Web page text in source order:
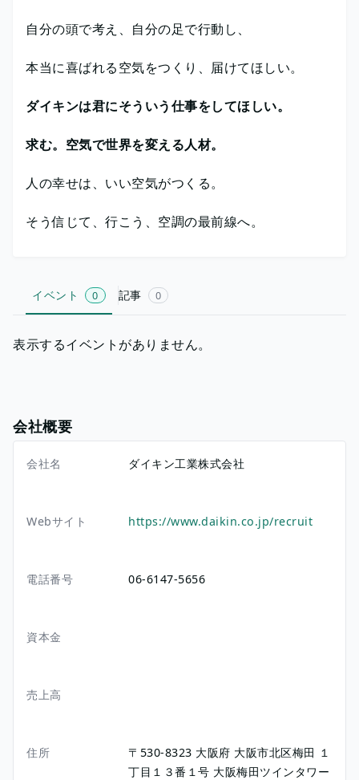
自分の頭で考え、自分の足で行動し、
本当に喜ばれる空気をつくり、届けてほしい。
ダイキンは君にそういう仕事をしてほしい。
求む。空気で世界を変える人材。
人の幸せは、いい空気がつくる。
そう信じて、行こう、空調の最前線へ。
イベント 0 記事 0
表示するイベントがありません。
会社概要
会社名 ダイキン工業株式会社
Webサイト https://www.daikin.co.jp/recruit
電話番号 06-6147-5656
資本金
売上高
住所 〒530-8323 大阪府 大阪市北区梅田 １
丁目１３番１号 大阪梅田ツインタワー